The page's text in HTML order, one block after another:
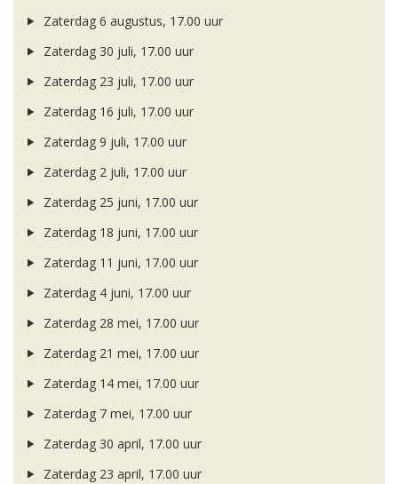
Zaterdag 6 augustus, 17.00 uur
Zaterdag 30 juli, 17.00 uur
Zaterdag 23 juli, 17.00 uur
Zaterdag 16 juli, 17.00 uur
Zaterdag 9 juli, 17.00 uur
Zaterdag 2 juli, 17.00 uur
Zaterdag 25 juni, 17.00 uur
Zaterdag 18 juni, 17.00 uur
Zaterdag 11 juni, 17.00 uur
Zaterdag 4 juni, 17.00 uur
Zaterdag 28 mei, 17.00 uur
Zaterdag 21 mei, 17.00 uur
Zaterdag 14 mei, 17.00 uur
Zaterdag 7 mei, 17.00 uur
Zaterdag 30 april, 17.00 uur
Zaterdag 23 april, 17.00 uur